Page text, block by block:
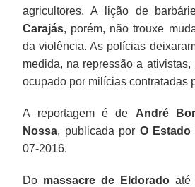
agricultores. A lição de
Carajás, porém, não trouxe
da violência. As polícias
medida, na repressão a
ocupado por milícias contratadas
A reportagem é de André
Nossa, publicada por O Estado
07-2016.
Do massacre de Eldorado até